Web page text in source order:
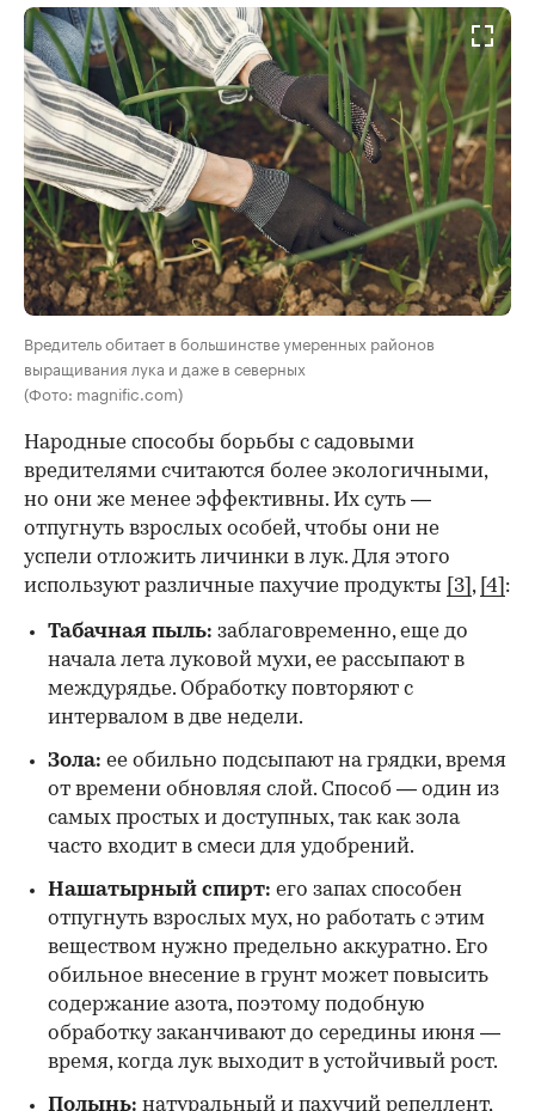
Вредитель обитает в большинстве умеренных районов
выращивания лука и даже в северных
(Фото: magnific.com)
Народные способы борьбы с садовыми
вредителями считаются более экологичными,
но они же менее эффективны. Их суть —
отпугнуть взрослых особей, чтобы они не
успели отложить личинки в лук. Для этого
используют различные пахучие продукты
[3] , [4] :
Табачная пыль: заблаговременно, еще до
начала лета луковой мухи, ее рассыпают в
междурядье. Обработку повторяют с
интервалом в две недели.
Зола: ее обильно подсыпают на грядки, время
от времени обновляя слой. Способ — один из
самых простых и доступных, так как зола
часто входит в смеси для удобрений.
Нашатырный спирт: его запах способен
отпугнуть взрослых мух, но работать с этим
веществом нужно предельно аккуратно. Его
обильное внесение в грунт может повысить
содержание азота, поэтому подобную
обработку заканчивают до середины июня —
время, когда лук выходит в устойчивый рост.
Полынь: натуральный и пахучий репеллент,